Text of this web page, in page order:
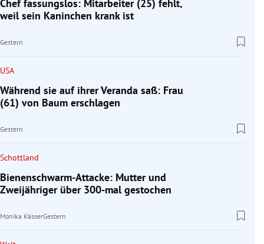
Chef fassungslos: Mitarbeiter (25) fehlt,
weil sein Kaninchen krank ist
Gestern
USA
Während sie auf ihrer Veranda saß: Frau
(61) von Baum erschlagen
Gestern
Schottland
Bienenschwarm-Attacke: Mutter und
Zweijähriger über 300-mal gestochen
Monika KässerGestern